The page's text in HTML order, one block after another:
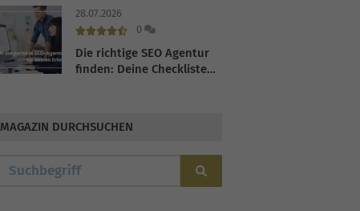
28.07.2026
0
Die richtige SEO Agentur
finden: Deine Checkliste
MAGAZIN DURCHSUCHEN